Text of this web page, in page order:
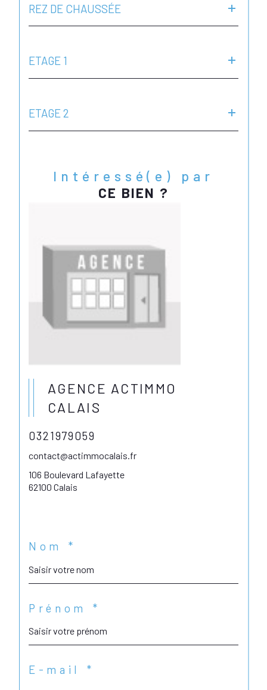
REZ DE CHAUSSÉE
ETAGE 1
ETAGE 2
Intéressé(e) par
CE BIEN ?
AGENCE ACTIMMO
CALAIS
0321979059
contact@actimmocalais.fr
106 Boulevard Lafayette
62100 Calais
Nom *
Prénom *
E-mail *